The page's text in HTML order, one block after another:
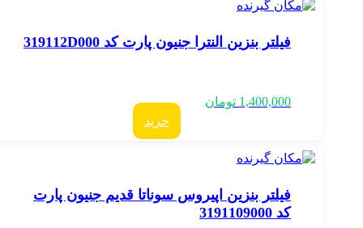
فیلتر بنزین النترا جنیون پارت کد 319112D000
1,400,000 تومان
خرید
فیلتر بنزین اپیروس سوناتا قدیم جنیون پارت
کد 3191109000